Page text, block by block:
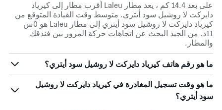
على بعد 14.4 كم ، يعد مطار Laleu أقرب مطار إلى كيرياد
دايركت لا روشيل سود أيتري. متوسط وقت القيادة المتوقع من
كيرياد دايركت لا روشيل سود أيتري إلى مطار Laleu هو 0س
11د. من الجيد البحث عن اتجاهات حركة المرور بين فندقك
والمطار.
ما هو رقم هاتف كيرياد دايركت لا روشيل سود أيتري؟
ما هو وقت تسجيل المغادرة في كيرياد دايركت لا روشيل
سود أيتري؟